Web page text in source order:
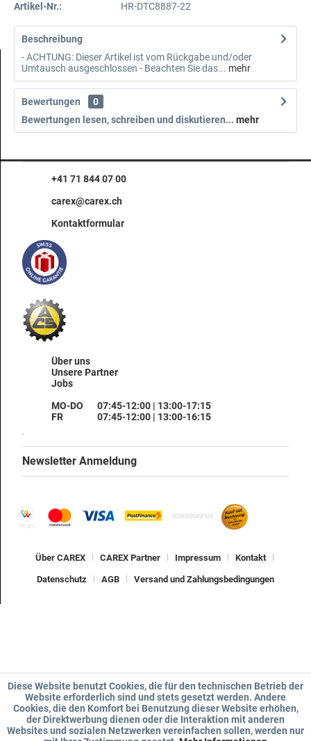
Artikel-Nr.: HR-DTC8887-22
Beschreibung
- ACHTUNG: Dieser Artikel ist vom Rückgabe und/oder
Umtausch ausgeschlossen - Beachten Sie das... mehr
Bewertungen
0
Bewertungen lesen, schreiben und diskutieren... mehr
+41 71 844 07 00
carex@carex.ch
Kontaktformular
Über uns
Unsere Partner
Jobs
MO-DO
FR
07:45-12:00 | 13:00-17:15
07:45-12:00 | 13:00-16:15
Newsletter Anmeldung
Über CAREX CAREX Partner Impressum Kontakt
Datenschutz AGB Versand und Zahlungsbedingungen
Diese Website benutzt Cookies, die für den technischen Betrieb der
Website erforderlich sind und stets gesetzt werden. Andere
Cookies, die den Komfort bei Benutzung dieser Website erhöhen,
der Direktwerbung dienen oder die Interaktion mit anderen
Websites und sozialen Netzwerken vereinfachen sollen, werden nur